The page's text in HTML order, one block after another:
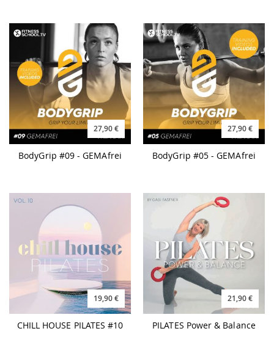
27,90 €
BodyGrip #09 - GEMAfrei
27,90 €
BodyGrip #05 - GEMAfrei
19,90 €
CHILL HOUSE PILATES #10
21,90 €
PILATES Power & Balance